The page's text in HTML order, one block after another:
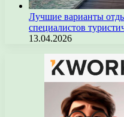
Лучшие варианты
специалистов
13.04.2026